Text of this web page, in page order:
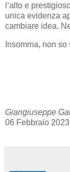
l’alto e
unica evidenza
cambiare idea.
Insomma, non
Giangiuseppe
06 Febbraio 2023